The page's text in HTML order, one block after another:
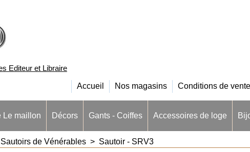
Editeur et Libraire
Accueil Nos magasins Conditions de vente
Le maillon Décors Gants - Coiffes Accessoires de loge
Sautoirs de Vénérables > Sautoir - SRV3